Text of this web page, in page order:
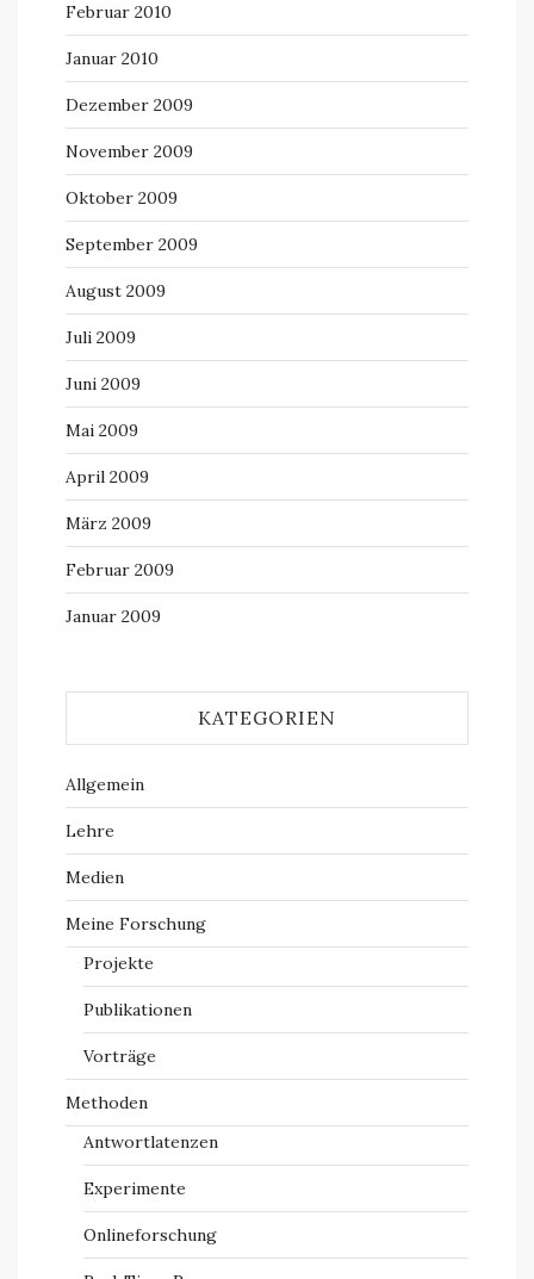
Februar 2010
Januar 2010
Dezember 2009
November 2009
Oktober 2009
September 2009
August 2009
Juli 2009
Juni 2009
Mai 2009
April 2009
März 2009
Februar 2009
Januar 2009
KATEGORIEN
Allgemein
Lehre
Medien
Meine Forschung
Projekte
Publikationen
Vorträge
Methoden
Antwortlatenzen
Experimente
Onlineforschung